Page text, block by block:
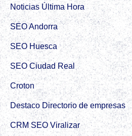
Noticias Última Hora
SEO Andorra
SEO Huesca
SEO Ciudad Real
Croton
Destaco Directorio de empresas
CRM SEO Viralizar